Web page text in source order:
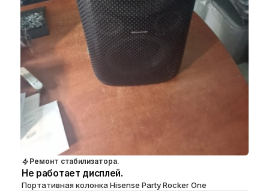
Ремонт стабилизатора.
Не работает дисплей.
Портативная колонка Hisense Party Rocker One